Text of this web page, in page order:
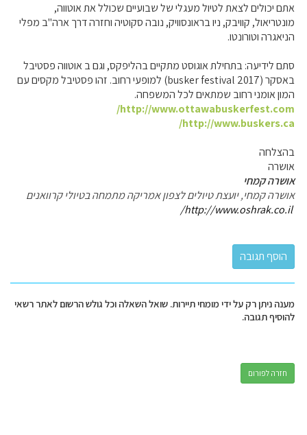
אתם יכולים לצאת לטיול מעגלי של שבועיים שכולל את אוטווה,
מונטריאול, קוויבק, ניו בראונסוויק, נובה סקוטיה וחזרה דרך ארה"ב מפלי
הניאגרה וטורונטו.
סתם לידיעה: בתחילת אוגוסט מתקיים בהליפקס, וגם ב אוטווה פסטיבל
באסקר (busker festival 2017) למופעי רחוב. זהו פסטיבל מקסים עם
המון אומני רחוב שמתאים לכל המשפחה.
http://www.ottawabuskerfest.com/
http://www.buskers.ca/
בהצלחה
אושרה
אושרה קמחי
אושרה קמחי, יועצת טיולים לצפון אמריקה מתמחה בטיולי קרוואנים
http://www.oshrak.co.il/
מענה ניתן רק על ידי מומחי תיירות. שואל השאלה וכל גולש הרשום לאתר רשאי
להוסיף תגובה.
חזרה לפורום